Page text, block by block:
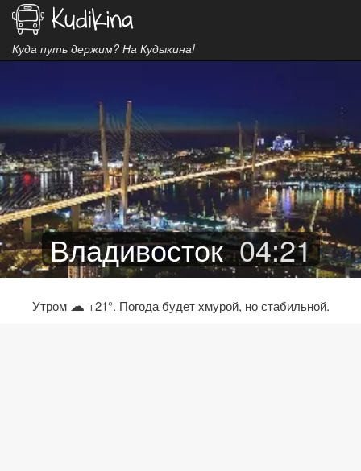
Куда путь держим? На Кудыкина!
Владивосток 04:21
Утром ☁ +21°. Погода будет хмурой, но стабильной.